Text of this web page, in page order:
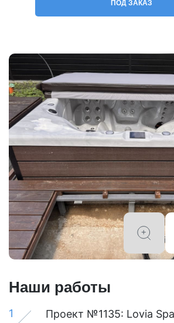
ПОД ЗАКАЗ
Наши работы
1
Проект №1135: Lovia